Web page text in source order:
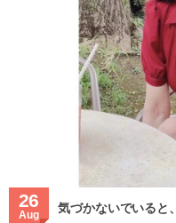
26
Aug 気づかないでいると